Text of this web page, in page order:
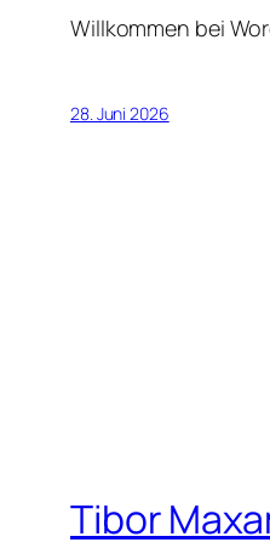
Willkommen bei
28. Juni 2026
Tibor